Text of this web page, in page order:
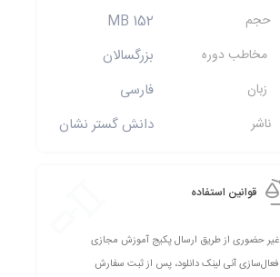
حجم 152 MB
مخاطب دوره بزرگسالان
زبان فارسی
ناشر دانش گستر نشان
قوانین استفاده
غیر حضوری از طریق ارسال پکیج آموزش مجازی
فعال‌سازی آنی لینک دانلود، پس از ثبت سفارش